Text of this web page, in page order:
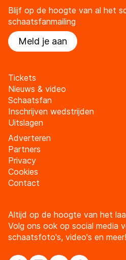
Blijf op de hoogte van al het
schaatsfanmailing
Meld je aan
Tickets
Nieuws & video
Schaatsfan
Inschrijven wedstrijden
Uitslagen
Adverteren
Partners
Privacy
Cookies
Contact
Altijd op de hoogte van het
Volg ons ook op social media
schaatsfoto's, video's en meer!